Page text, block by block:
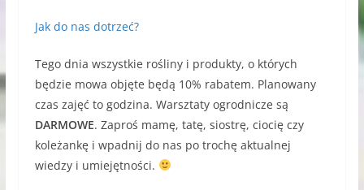
Jak do nas dotrzeć?
Tego dnia wszystkie rośliny i produkty, o których
będzie mowa objęte będą 10% rabatem. Planowany
czas zajęć to godzina. Warsztaty ogrodnicze są
DARMOWE. Zaproś mamę, tatę, siostrę, ciocię czy
koleżankę i wpadnij do nas po trochę aktualnej
wiedzy i umiejętności.